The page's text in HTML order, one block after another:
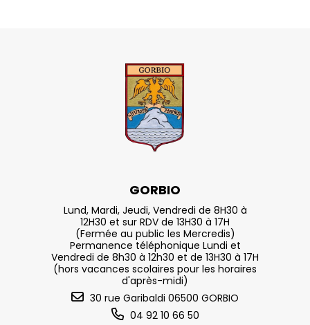
GORBIO
Lund, Mardi, Jeudi, Vendredi de 8H30 à
12H30 et sur RDV de 13H30 à 17H
(Fermée au public les Mercredis)
Permanence téléphonique Lundi et
Vendredi de 8h30 à 12h30 et de 13H30 à 17H
(hors vacances scolaires pour les horaires
d'après-midi)
30 rue Garibaldi 06500 GORBIO
04 92 10 66 50